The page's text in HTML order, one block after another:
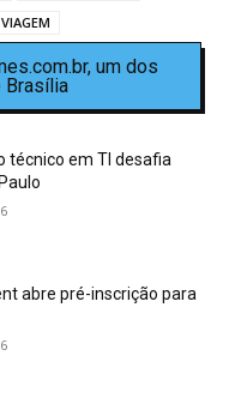
um dos
Brasília
técnico em TI desafia
abre pré-inscrição para